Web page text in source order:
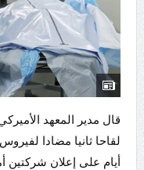
قال مدير المعهد
لقاحا ثانيا مضادا
أيام على إعلان شركتين